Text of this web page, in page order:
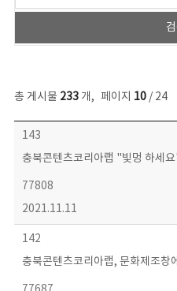
총 게시물 233개, 페이지 10/ 24
보도자료 목록 - 번호, 제목, 작성자, 파일, 조회수, 작성일 정보 제공
143
충북콘텐츠코리아랩 "빛멍 하세
77808
2021.11.11
142
충북콘텐츠코리아랩, 문화제조창